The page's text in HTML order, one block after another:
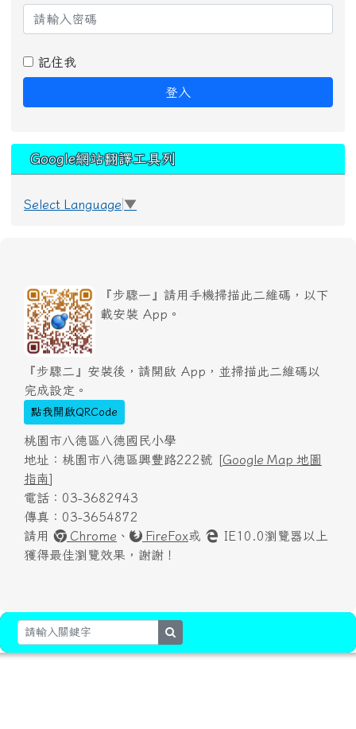
記住我
登入
Google網站翻譯工具列
Select Language ▼
『步驟一』請用手機掃描此二維碼，以下
載安裝 App。
『步驟二』安裝後，請開啟 App，並掃描此二維碼以
完成設定。
點我開啟QRCode
桃園市八德區八德國民小學
地址：桃園市八德區興豐路222號 [Google Map 地圖
指南]
電話：03-3682943
傳真：03-3654872
請用
Chrome 、 FireFox或
IE10.0瀏覽器以上
獲得最佳瀏覽效果，謝謝！